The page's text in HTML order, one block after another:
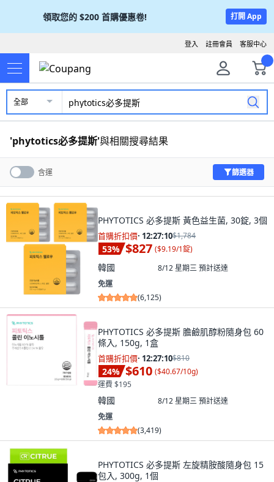
領取您的 $200 首購優惠卷! 打開 App
客服中心
註冊會員
登入
全部
'phytotics必多提斯'與相關搜尋結果
含運 篩選器
PHYTOTICS 必多提斯 黃色益生菌, 30錠, 3個
首購折扣價· 12:27:09$1,784
53% $827 ($9.19/1錠)
韓國 8/12 星期三預計送達
免運
(6,125)
PHYTOTICS 必多提斯 膽鹼肌醇粉隨身包 60
條入, 150g, 1盒
首購折扣價· 12:27:09$810
24% $610 ($40.67/10g)
運費 $195
韓國 8/12 星期三預計送達
免運
(3,419)
PHYTOTICS 必多提斯 左旋精胺酸隨身包 15
包入, 300g, 1個